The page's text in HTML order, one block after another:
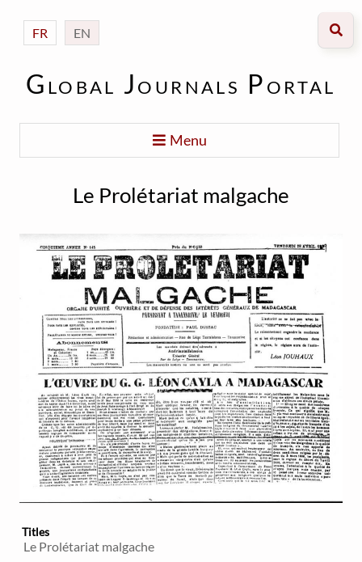
FR EN
Global Journals Portal
Menu
Le Prolétariat malgache
Titles
Le Prolétariat malgache